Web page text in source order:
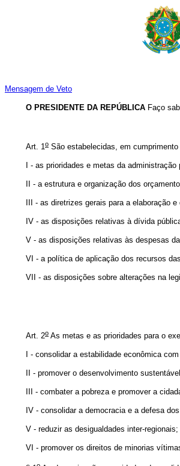
Mensagem de Veto
O PRESIDENTE DA REPÚBLICA Faço
Art. 1o São estabelecidas, em
I - as prioridades e metas da administração
II - a estrutura e organização dos
III - as diretrizes gerais para a elaboração
IV - as disposições relativas à dívida
V - as disposições relativas às despesas
VI - a política de aplicação dos recursos
VII - as disposições sobre alterações na
Art. 2o As metas e as prioridades para o
I - consolidar a estabilidade econômica
II - promover o desenvolvimento
III - combater a pobreza e promover a
IV - consolidar a democracia e a defesa
V - reduzir as desigualdades inter-regionais;
VI - promover os direitos de minorias